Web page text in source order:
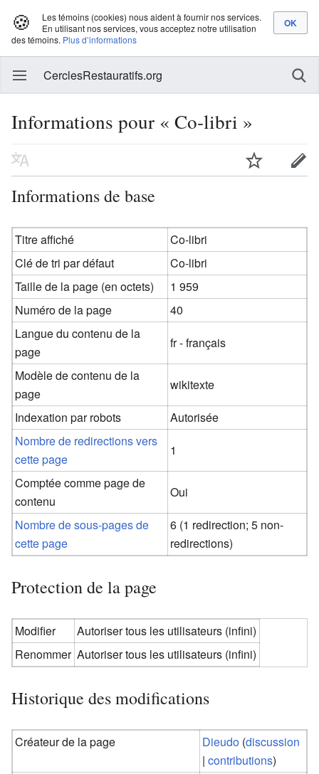
🍪
Les témoins (cookies) nous aident à fournir nos services.
En utilisant nos services, vous acceptez notre utilisation
des témoins. Plus d’informations
CerclesRestauratifs.org
Informations pour « Co-libri »
Informations de base
Titre affiché
Co-libri
Clé de tri par défaut
Co-libri
Taille de la page (en octets)
1 959
Numéro de la page
40
Langue du contenu de la
page
fr - français
Modèle de contenu de la
page
wikitexte
Indexation par robots
Autorisée
Nombre de redirections vers
cette page
1
Comptée comme page de
contenu
Oui
Nombre de sous-pages de
cette page
6 (1 redirection; 5 non-
redirections)
Protection de la page
Modifier
Autoriser tous les utilisateurs (infini)
Renommer Autoriser tous les utilisateurs (infini)
Historique des modifications
Créateur de la page Dieudo (discussion
|contributions)